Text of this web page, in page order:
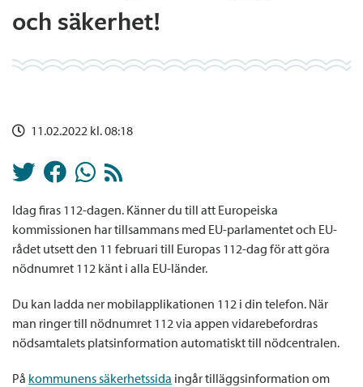
och säkerhet!
11.02.2022 kl. 08:18
Idag firas 112-dagen. Känner du till att Europeiska
kommissionen har tillsammans med EU-parlamentet och EU-
rådet utsett den 11 februari till Europas 112-dag för att göra
nödnumret 112 känt i alla EU-länder.
Du kan ladda ner mobilapplikationen 112 i din telefon. När
man ringer till nödnumret 112 via appen vidarebefordras
nödsamtalets platsinformation automatiskt till nödcentralen.
På kommunens säkerhetssida ingår tilläggsinformation om